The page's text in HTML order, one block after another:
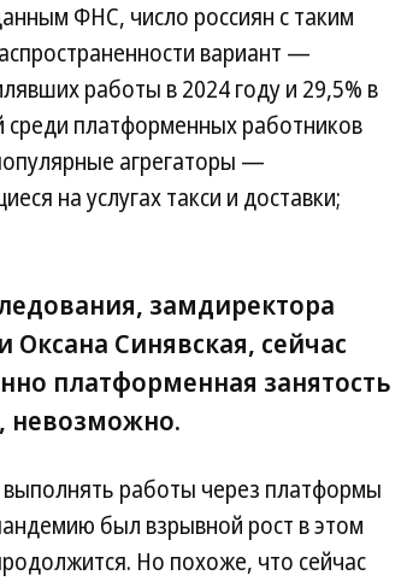
ФНС, число россиян с таким
вариант —
работы в 2024 году и 29,5% в
платформенных работников
агрегаторы —
на услугах такси и доставки;
замдиректора
Синявская, сейчас
платформенная занятость
невозможно.
работы через платформы
был взрывной рост в этом
Но похоже, что сейчас